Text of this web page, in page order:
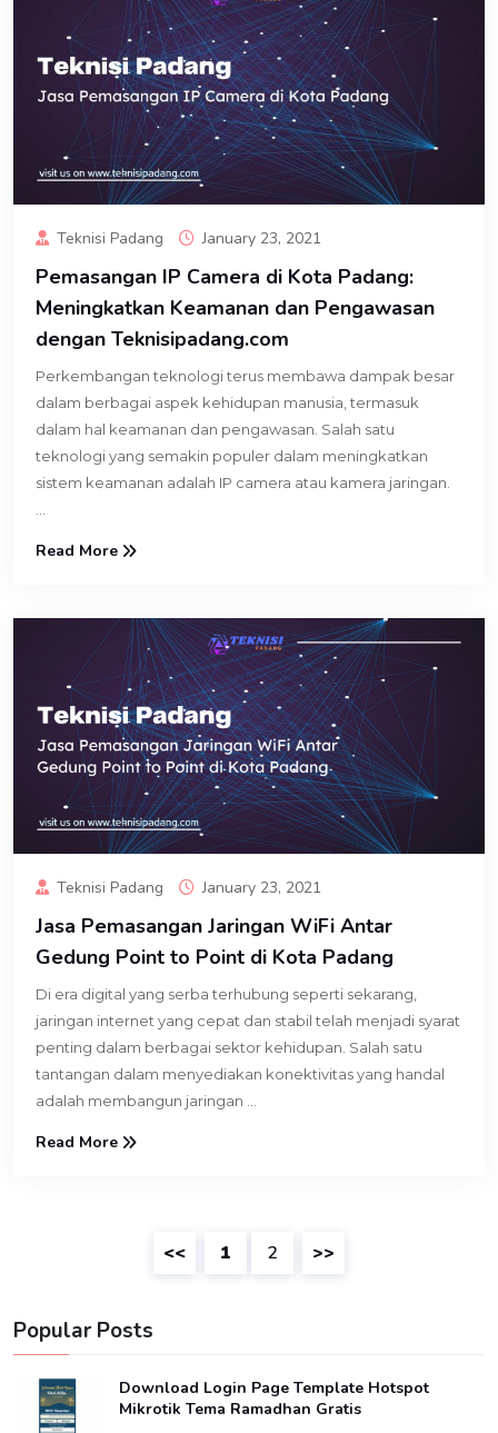
Teknisi Padang January 23, 2021
Pemasangan IP Camera di Kota Padang:
Meningkatkan Keamanan dan Pengawasan
dengan Teknisipadang.com
Perkembangan teknologi terus membawa dampak besar
dalam berbagai aspek kehidupan manusia, termasuk
dalam hal keamanan dan pengawasan. Salah satu
teknologi yang semakin populer dalam meningkatkan
sistem keamanan adalah IP camera atau kamera jaringan.
Read More
Teknisi Padang January 23, 2021
Jasa Pemasangan Jaringan WiFi Antar
Gedung Point to Point di Kota Padang
Di era digital yang serba terhubung seperti sekarang,
jaringan internet yang cepat dan stabil telah menjadi syarat
penting dalam berbagai sektor kehidupan. Salah satu
tantangan dalam menyediakan konektivitas yang handal
adalah membangun jaringan ...
Read More
<< 1 2 >>
Popular Posts
Download Login Page Template Hotspot
Mikrotik Tema Ramadhan Gratis